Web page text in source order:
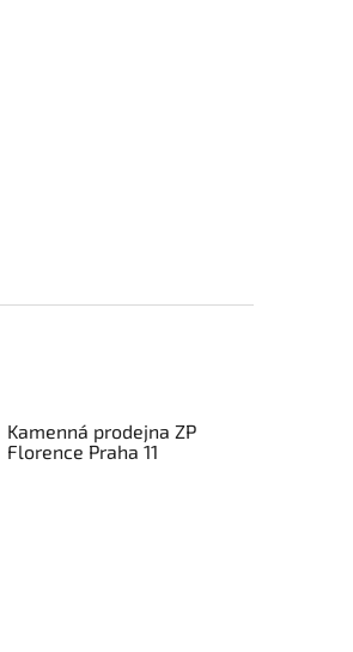
Kamenná prodejna ZP
Florence Praha 11